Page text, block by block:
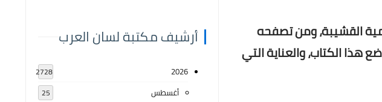
القشيبة، ومن تصفحه
الكتاب، والعناية التي
أرشيف مكتبة لسان العرب
2026
2728
أغسطس 25